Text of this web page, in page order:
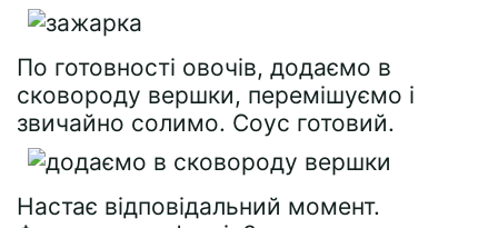
По готовності овочів, додаємо в
сковороду вершки, перемішуємо і
звичайно солимо. Соус готовий.
Настає відповідальний момент.